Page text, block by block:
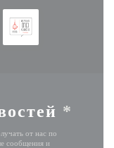
*
от нас по
сообщения и